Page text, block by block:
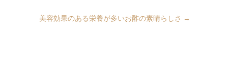
美容効果のある栄養が多いお酢の素晴らしさ →